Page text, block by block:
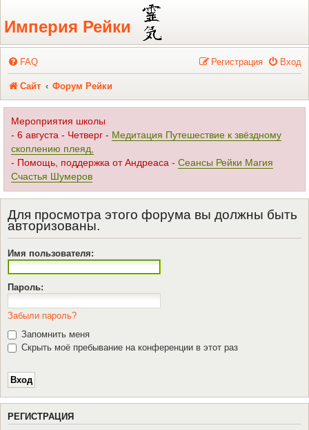
Регистрация
Империя Рейки
FAQ Вход
Регистрация
Сайт Форум Рейки
Мероприятия школы
- 6 августа - Четверг - Медитация Путешествие к звёздному
скоплению плеяд,
- Помощь, поддержка от Андреаса - Сеансы Рейки Магия
Счастья Шумеров
Для просмотра этого форума вы должны быть
авторизованы.
Имя пользователя:
Пароль:
Забыли пароль?
Запомнить меня
Скрыть моё пребывание на конференции в этот раз
РЕГИСТРАЦИЯ